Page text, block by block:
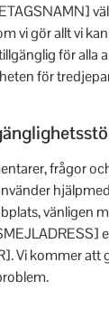
vi gör allt vi
för alla
för
frågor
vänligen
Vi kommer att